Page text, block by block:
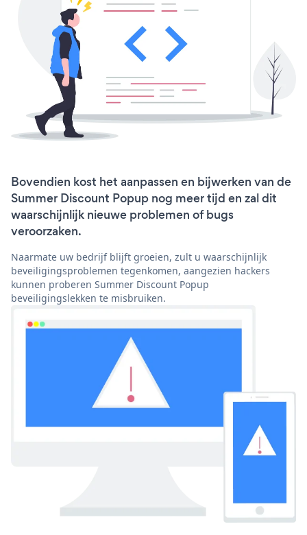
Bovendien kost het aanpassen en bijwerken van de
Summer Discount Popup nog meer tijd en zal dit
waarschijnlijk nieuwe problemen of bugs
veroorzaken.
Naarmate uw bedrijf blijft groeien, zult u waarschijnlijk
beveiligingsproblemen tegenkomen, aangezien hackers
kunnen proberen Summer Discount Popup
beveiligingslekken te misbruiken.